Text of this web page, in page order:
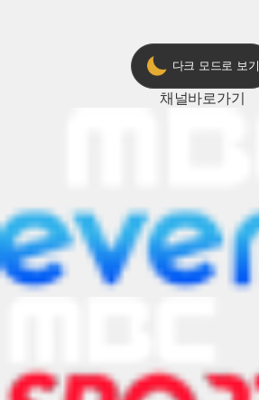
다크 모드로 보기
채널바로가기